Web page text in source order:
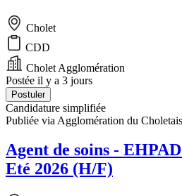
Cholet
CDD
Cholet Agglomération
Postée il y a 3 jours
Postuler
Candidature simplifiée
Publiée via Agglomération du Choletais
Agent de soins -
Eté 2026 (H/F)